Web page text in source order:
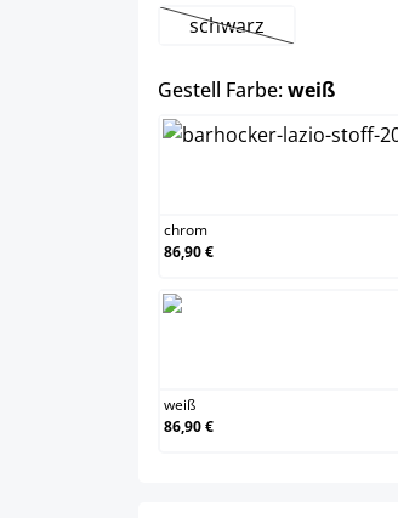
schwarz(Diese Option ist
Gestell Farbe:weiß
chrom
86,90 €
weiß
86,90 €